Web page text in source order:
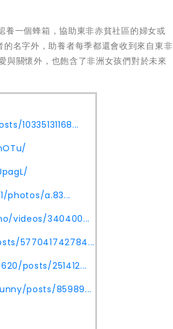
一個蜂箱，協助東非赤貧社區的婦女或
名字外，助養者每季都還會收到來自東非
與關懷外，也飽含了非洲女孩們對於未來
10335131168...
photos/a.83...
videos/340400...
577041742784...
posts/251412...
posts/85989...